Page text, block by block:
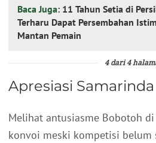
Baca Juga: 11 Tahun Setia di
Terharu Dapat Persembahan
Mantan Pemain
4 dari 4
Apresiasi Samarinda
Melihat antusiasme Bobotoh
konvoi meski kompetisi belum